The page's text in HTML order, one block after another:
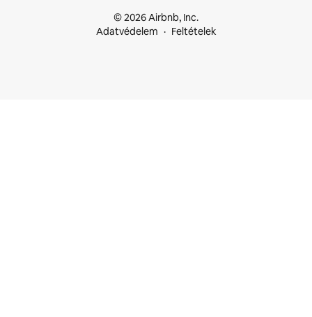
© 2026 Airbnb, Inc.
Adatvédelem
Feltételek